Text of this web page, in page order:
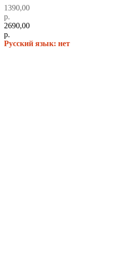
1390,00
р.
2690,00
р.
Русский язык: нет